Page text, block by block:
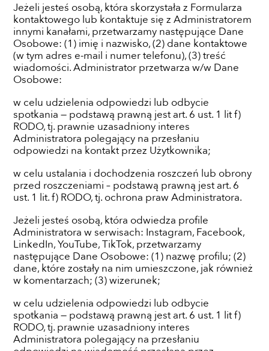
Jeżeli jesteś osobą, która skorzystała z Formularza
kontaktowego lub kontaktuje się z Administratorem
innymi kanałami, przetwarzamy następujące Dane
Osobowe: (1) imię i nazwisko, (2) dane kontaktowe
(w tym adres e-mail i numer telefonu), (3) treść
wiadomości. Administrator przetwarza w/w Dane
Osobowe:
w celu udzielenia odpowiedzi lub odbycie
spotkania — podstawą prawną jest art. 6 ust. 1 lit f)
RODO, tj. prawnie uzasadniony interes
Administratora polegający na przesłaniu
odpowiedzi na kontakt przez Użytkownika;
w celu ustalania i dochodzenia roszczeń lub obrony
przed roszczeniami – podstawą prawną jest art. 6
ust. 1 lit. f) RODO, tj. ochrona praw Administratora.
Jeżeli jesteś osobą, która odwiedza profile
Administratora w serwisach: Instagram, Facebook,
LinkedIn, YouTube, TikTok, przetwarzamy
następujące Dane Osobowe: (1) nazwę profilu; (2)
dane, które zostały na nim umieszczone, jak również
w komentarzach; (3) wizerunek;
w celu udzielenia odpowiedzi lub odbycie
spotkania — podstawą prawną jest art. 6 ust. 1 lit f)
RODO, tj. prawnie uzasadniony interes
Administratora polegający na przesłaniu